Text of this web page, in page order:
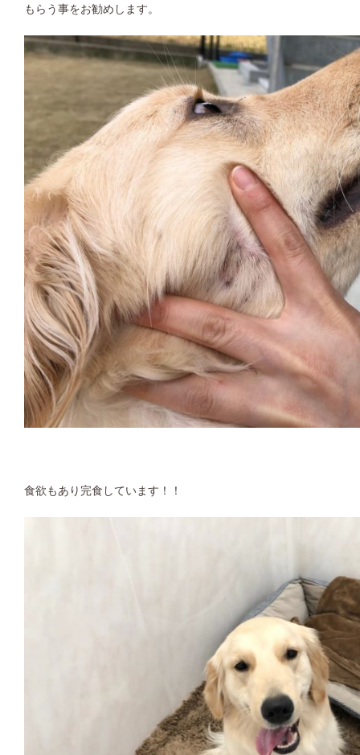
もらう事をお勧めします。
食欲もあり完食しています！！